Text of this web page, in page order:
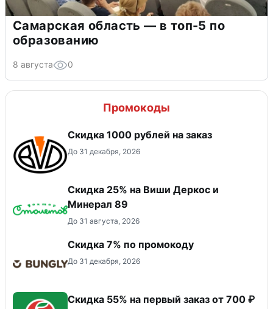
Самарская область — в топ-5 по
образованию
8 августа 0
Промокоды
Скидка 1000 рублей на заказ
До 31 декабря, 2026
Скидка 25% на Виши Деркос и
Минерал 89
До 31 августа, 2026
Скидка 7% по промокоду
До 31 декабря, 2026
Скидка 55% на первый заказ от 700 ₽